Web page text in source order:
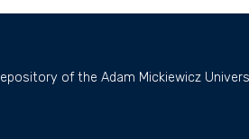
of the Adam Mickiewicz